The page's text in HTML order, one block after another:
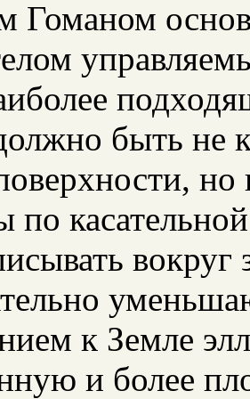
Гоманом
быть не
по
вокруг
к Земле
и более